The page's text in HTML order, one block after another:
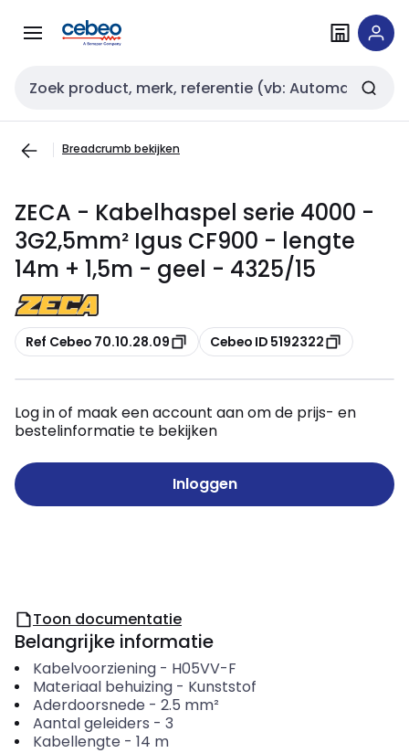
naar
naar
Zoekveld invoer
Breadcrumb bekijken
ZECA - Kabelhaspel serie 4000 -
3G2,5mm² Igus CF900 - lengte
14m + 1,5m - geel - 4325/15
Kopiëren
Ref Cebeo 70.10.28.09 Kopiëren
Cebeo ID 5192322
Log in of maak een account aan om de prijs- en
bestelinformatie te bekijken
Inloggen
Toon documentatie
Belangrijke informatie
Kabelvoorziening- H05VV-F
Materiaal behuizing- Kunststof
Aderdoorsnede - 2.5 mm²
Aantal geleiders - 3
Kabellengte - 14 m